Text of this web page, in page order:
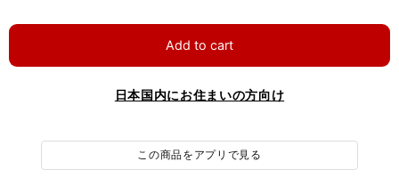
Add to cart
日本国内にお住まいの方向け
この商品をアプリで見る